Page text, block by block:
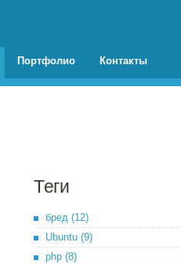
Портфолио Контакты
Теги
бред (12)
Ubuntu (9)
php (8)